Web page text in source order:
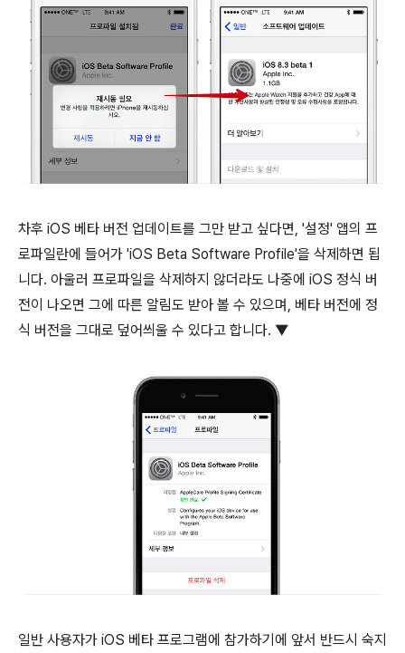
차후 iOS 베타 버전 업데이트를 그만 받고 싶다면, '설정' 앱의 프
로파일란에 들어가 'iOS Beta Software Profile'을 삭제하면 됩
니다. 아울러 프로파일을 삭제하지 않더라도 나중에 iOS 정식 버
전이 나오면 그에 따른 알림도 받아 볼 수 있으며, 베타 버전에 정
식 버전을 그대로 덮어씌울 수 있다고 합니다. ▼
일반 사용자가 iOS 베타 프로그램에 참가하기에 앞서 반드시 숙지